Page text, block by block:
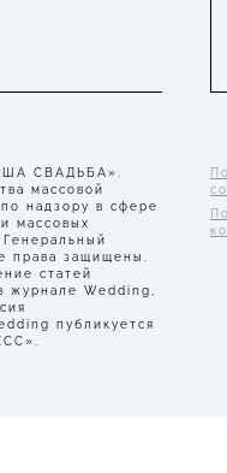
СВАДЬБА».
массовой
надзору в сфере
массовых
права защищены.
статей
журнале Wedding,
публикуется